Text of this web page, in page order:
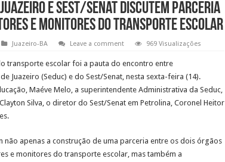
e Sest/Senat discutem parceria
e monitores do transporte escolar
Juazeiro-BA Leave a comment 969 Visualizações
transporte escolar foi a pauta do encontro entre
Juazeiro (Seduc) e do Sest/Senat, nesta sexta-feira (14).
Maéve Melo, a superintendente Administrativa da Seduc,
Silva, o diretor do Sest/Senat em Petrolina, Coronel Heitor
apenas a construção de uma parceria entre os dois órgãos
e monitores do transporte escolar, mas também a